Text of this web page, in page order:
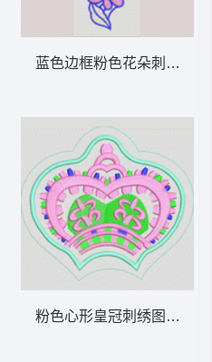
蓝色边框粉色花朵刺绣图案
粉色心形皇冠刺绣图案 皇